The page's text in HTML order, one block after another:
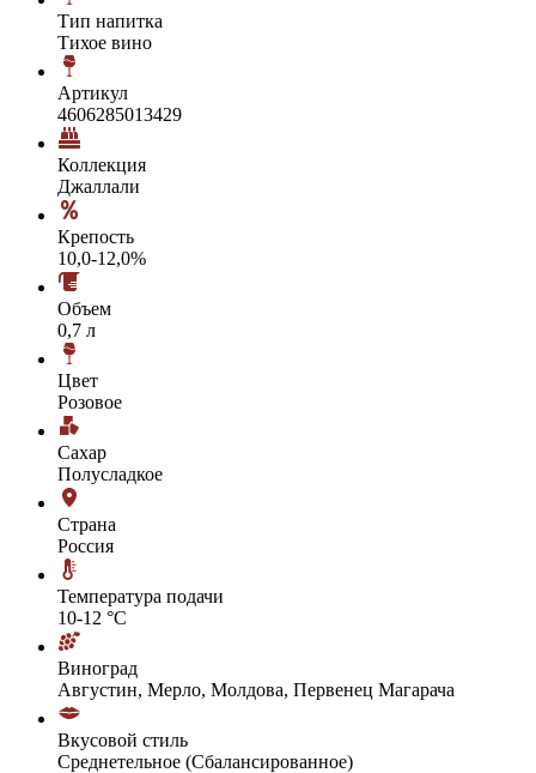
Тип напитка
Тихое вино
Артикул
4606285013429
Коллекция
Джаллали
Крепость
10,0-12,0%
Объем
0,7 л
Цвет
Розовое
Сахар
Полусладкое
Страна
Россия
Температура подачи
10-12 °С
Виноград
Августин, Мерло, Молдова, Первенец Магарача
Вкусовой стиль
Среднетельное (Сбалансированное)